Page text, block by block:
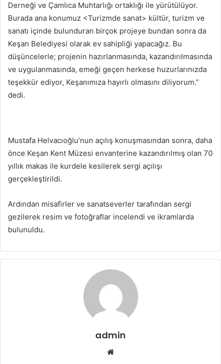
Derneği ve Çamlıca Muhtarlığı ortaklığı ile yürütülüyor.
Burada ana konumuz <Turizmde sanat> kültür, turizm ve
sanatı içinde bulunduran birçok projeye bundan sonra da
Keşan Belediyesi olarak ev sahipliği yapacağız. Bu
düşüncelerle; projenin hazırlanmasında, kazandırılmasında
ve uygulanmasında, emeği geçen herkese huzurlarınızda
teşekkür ediyor, Keşanımıza hayırlı olmasını diliyorum.”
dedi.
Mustafa Helvacıoğlu’nun açılış konuşmasından sonra, daha
önce Keşan Kent Müzesi envanterine kazandırılmış olan 70
yıllık makas ile kurdele kesilerek sergi açılışı
gerçekleştirildi.
Ardından misafirler ve sanatseverler tarafından sergi
gezilerek resim ve fotoğraflar incelendi ve ikramlarda
bulunuldu.
admin
Web